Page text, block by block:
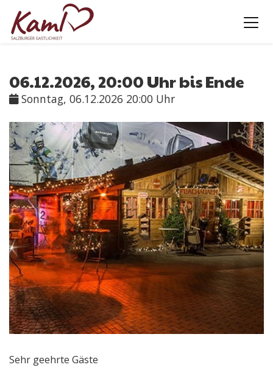
06.12.2026, 20:00 Uhr bis Ende
Sonntag, 06.12.2026 20:00 Uhr
Sehr geehrte Gäste